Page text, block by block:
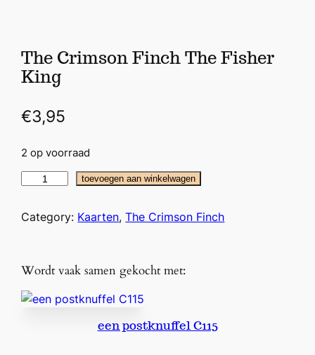
The Crimson Finch The Fisher
King
€3,95
2 op voorraad
e
i
s
toevoegen aan winkelwagen
Category: Kaarten, The Crimson Finch
Wordt vaak samen gekocht met:
een postknuffel C115